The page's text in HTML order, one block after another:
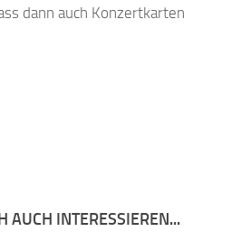
dann auch Konzertkarten
AUCH INTERESSIEREN...